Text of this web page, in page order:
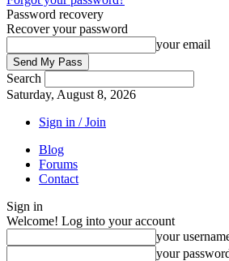
Password recovery
Recover your password
your email
Search
Saturday, August 8, 2026
Sign in / Join
Blog
Forums
Contact
Sign in
Welcome! Log into your account
your
your